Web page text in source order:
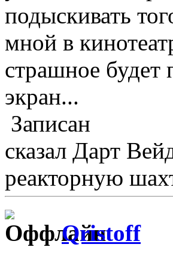
подыскивать
мной в
страшное будет
экран...
Записан
сказал Дарт
реакторную
Qristoff